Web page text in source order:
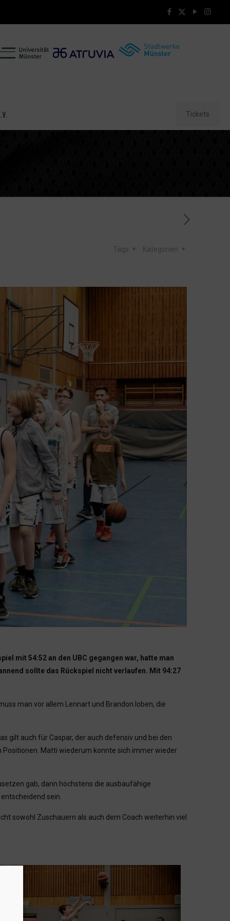
Tickets
Kategorien
Tags
mit 54:52 an den UBC gegangen war, hatte man
sollte das Rückspiel nicht verlaufen. Mit 94:27
man vor allem Lennart und Brandon loben, die
gilt auch für Caspar, der auch defensiv und bei den
Matti wiederum konnte sich immer wieder
gab, dann höchstens die ausbaufähige
sein.
sowohl Zuschauern als auch dem Coach weiterhin viel